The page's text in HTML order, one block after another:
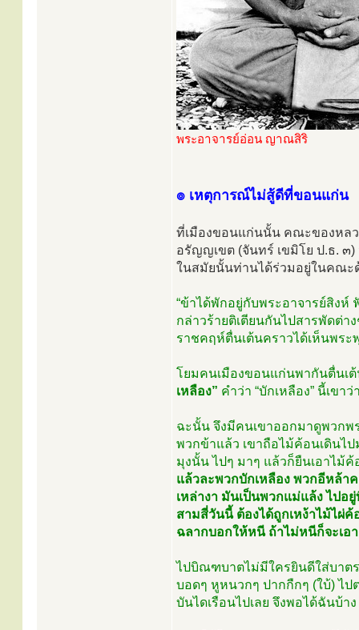
พระอาจารย์อ่อน ญาณสิริ
๏ เหตุการณ์ไม่สู้ดีที่ขอนแก่น
ที่เมืองขอนแก่นนั้น คณะของหล
อรัญญเขต (จันทร์ เขมิโย ป.ธ. ๓
ในสมัยนั้นท่านได้ร่วมอยู่ในคณะ
“ข้าได้พักอยู่กับพระอาจารย์สิงห์
กล่าวร้ายติเตียนกันไปสารพัดต่า
ราชคฤห์ตื่นเต้นคราวได้เห็นพร
โยมคนเมืองขอนแก่นพากันตื่นเ
เหลือง” คำว่า “บักเหลือง” นี้เขา
ฉะนั้น จึงมีคนเขาออกมาดูพวก
พวกข้าแล้ว เขาถือไม้ค้อนเดินไ
มุงนั้น ไปๆ มาๆ แล้วก็ยืนเอาไม้
แล้วละพวกบักเหลือง พวกอีหล้า
เหล่างา มันเป็นพวกแม่แล้ง ไป
สามสี่วันนี้ ต้องได้ถูกเหง้าไม้ไผ่
ฉลากบอกให้หนี ถ้าไม่หนีก็จะเอ
ไปบิณฑบาตไม่มีใครยินดีใส่บาต
บอดๆ หูหนวกๆ ปากกืกๆ (ใบ้)
บันไดเรือนไปเลย จึงพอได้ฉันบ้